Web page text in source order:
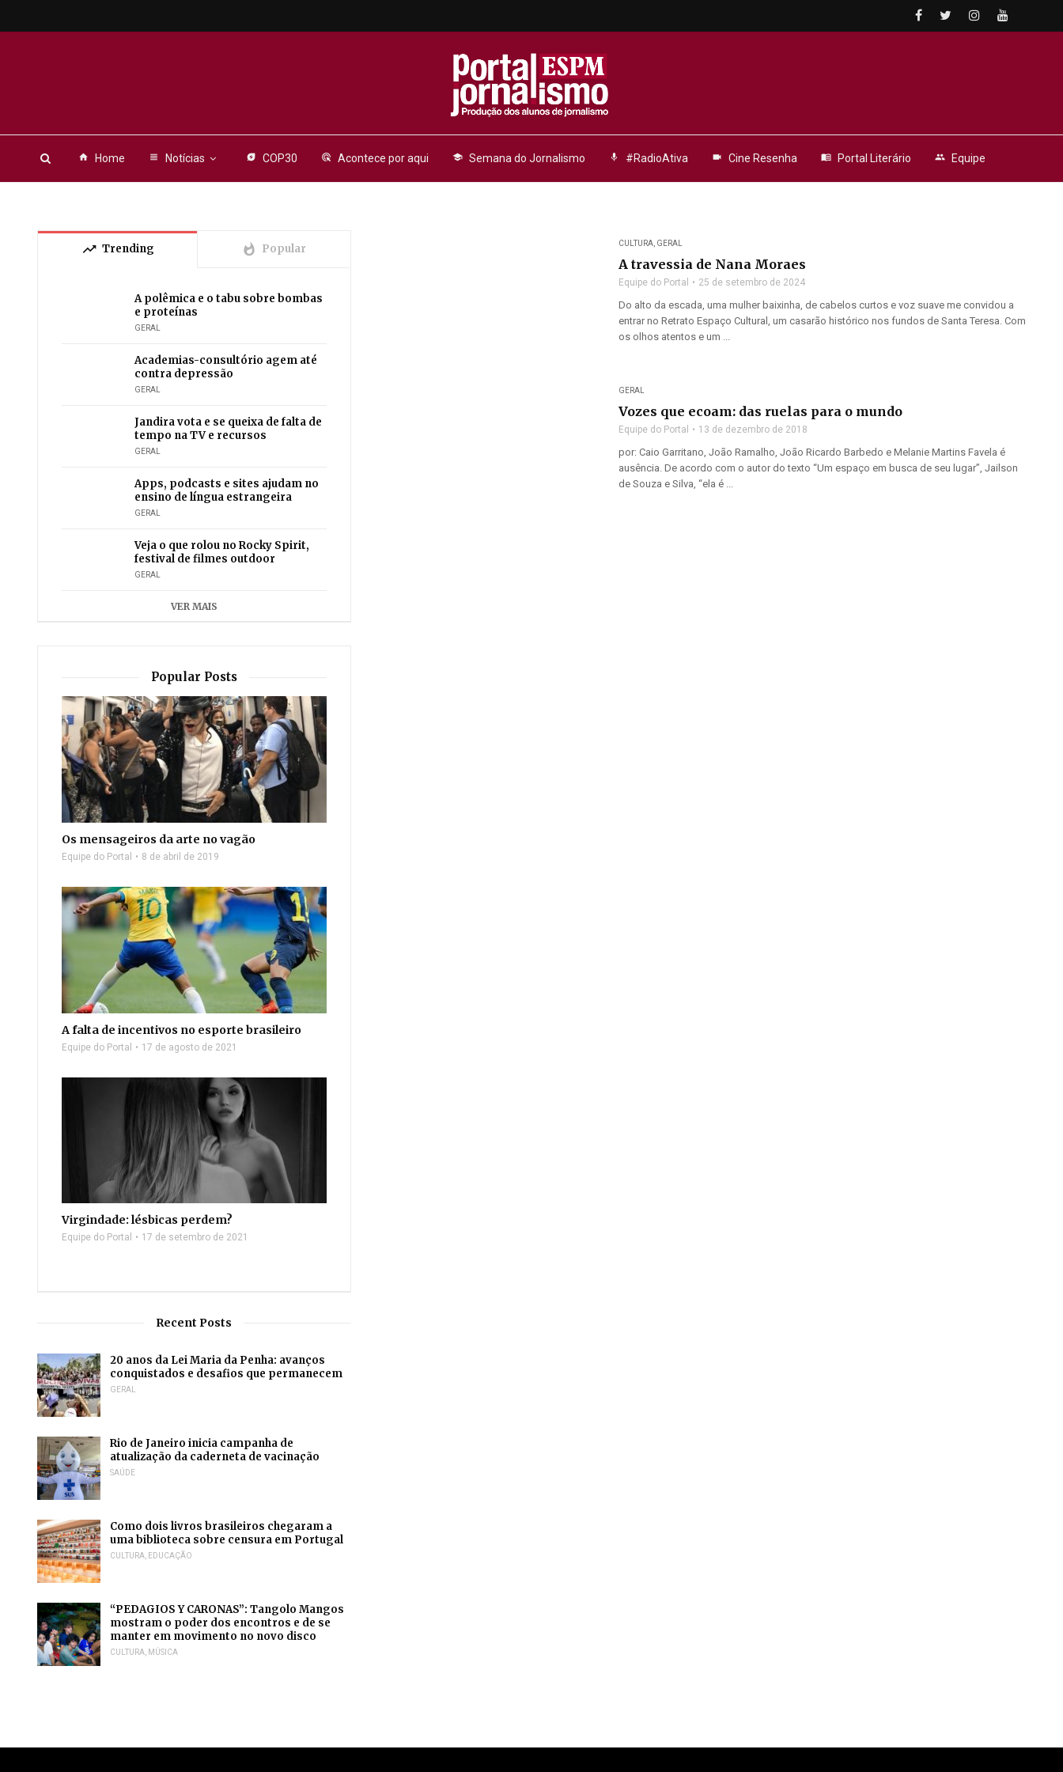
home Home view_headline Notícias energy_savings_leaf COP30 ads_click Acontece por aqui school Semana do Jornalismo mic #RadioAtiva videocam Cine Resenha menu_book Portal Literário people Equipe
CULTURA, GERAL
A travessia de Nana Moraes
Equipe do Portal 25 de setembro de 2024
Do alto da escada, uma mulher baixinha, de cabelos curtos e voz suave me convidou a
entrar no Retrato Espaço Cultural, um casarão histórico nos fundos de Santa Teresa. Com
os olhos atentos e um ...
GERAL
Vozes que ecoam: das ruelas para o mundo
Equipe do Portal 13 de dezembro de 2018
por: Caio Garritano, João Ramalho, João Ricardo Barbedo e Melanie Martins Favela é
ausência. De acordo com o autor do texto “Um espaço em busca de seu lugar”, Jailson
de Souza e Silva, “ela é ...
trending_up Trending whatshot Popular
A polêmica e o tabu sobre bombas
e proteínas
GERAL
Academias-consultório agem até
contra depressão
GERAL
Jandira vota e se queixa de falta de
tempo na TV e recursos
GERAL
Apps, podcasts e sites ajudam no
ensino de língua estrangeira
GERAL
Veja o que rolou no Rocky Spirit,
festival de filmes outdoor
GERAL
VER MAIS
Popular Posts
Os mensageiros da arte no vagão
Equipe do Portal 8 de abril de 2019
A falta de incentivos no esporte brasileiro
Equipe do Portal 17 de agosto de 2021
Virgindade: lésbicas perdem?
Equipe do Portal 17 de setembro de 2021
Recent Posts
20 anos da Lei Maria da Penha: avanços
conquistados e desafios que permanecem
GERAL
Rio de Janeiro inicia campanha de
atualização da caderneta de vacinação
SAÚDE
Como dois livros brasileiros chegaram a
uma biblioteca sobre censura em Portugal
CULTURA, EDUCAÇÃO
“PEDAGIOS Y CARONAS”: Tangolo Mangos
mostram o poder dos encontros e de se
manter em movimento no novo disco
CULTURA, MÚSICA